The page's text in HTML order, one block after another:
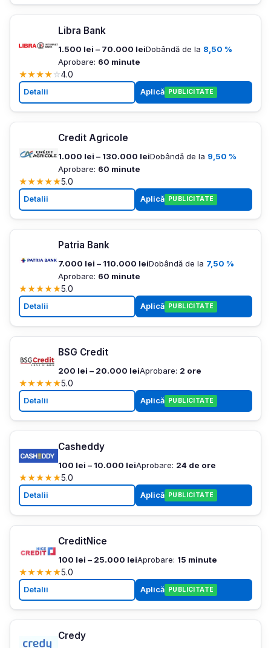
Libra Bank
1.500 lei – 70.000 leiDobândă de la 8,50 %
Aprobare: 60 minute
★★★★☆4.0
Detalii Aplică PUBLICITATE
Credit Agricole
1.000 lei – 130.000 leiDobândă de la 9,50 %
Aprobare: 60 minute
★★★★★5.0
Detalii Aplică PUBLICITATE
Patria Bank
7.000 lei – 110.000 leiDobândă de la 7,50 %
Aprobare: 60 minute
★★★★★5.0
Detalii Aplică PUBLICITATE
BSG Credit
200 lei – 20.000 leiAprobare: 2 ore
★★★★★5.0
Detalii Aplică PUBLICITATE
Casheddy
100 lei – 10.000 leiAprobare: 24 de ore
★★★★★5.0
Detalii Aplică PUBLICITATE
CreditNice
100 lei – 25.000 leiAprobare: 15 minute
★★★★★5.0
Detalii Aplică PUBLICITATE
Credy